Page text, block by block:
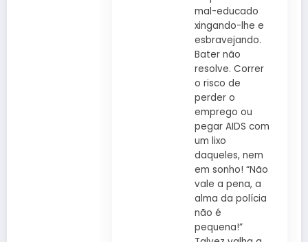
mal-educado
xingando-lhe e
esbravejando.
Bater não
resolve. Correr
o risco de
perder o
emprego ou
pegar AIDS com
um lixo
daqueles, nem
em sonho! “Não
vale a pena, a
alma da polícia
não é
pequena!”